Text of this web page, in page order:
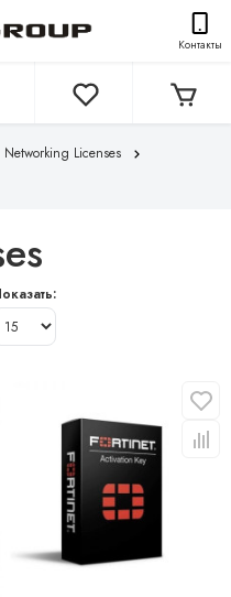
Контакты
Networking Licenses